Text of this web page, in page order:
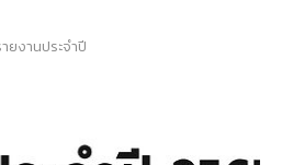
ยงานประจำปี